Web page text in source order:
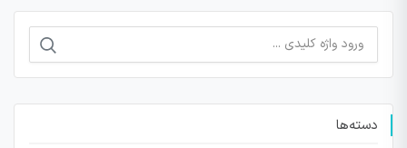
جستجو
دسته‌ها